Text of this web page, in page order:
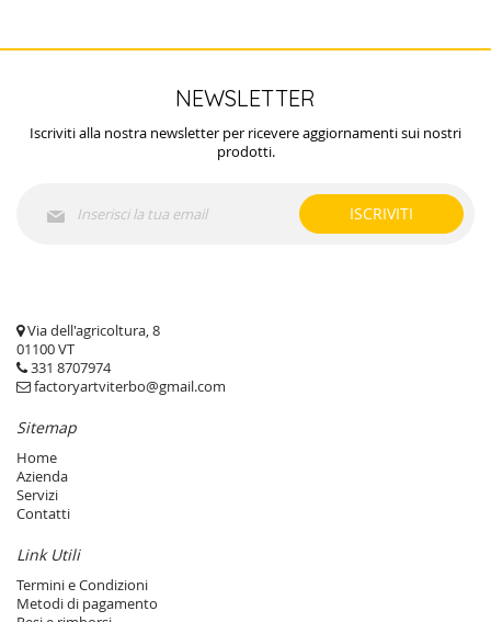
NEWSLETTER
Iscriviti alla nostra newsletter per ricevere aggiornamenti sui nostri
prodotti.
alla
ISCRIVITI
Via dell'agricoltura, 8
01100 VT
331 8707974
factoryartviterbo@gmail.com
Sitemap
Home
Azienda
Servizi
Contatti
Link Utili
Termini e Condizioni
Metodi di pagamento